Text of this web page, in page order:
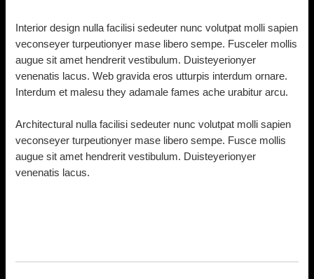
Interior design nulla facilisi sedeuter nunc volutpat molli sapien
veconseyer turpeutionyer mase libero sempe. Fusceler mollis
augue sit amet hendrerit vestibulum. Duisteyerionyer
venenatis lacus. Web gravida eros utturpis interdum ornare.
Interdum et malesu they adamale fames ache urabitur arcu.
Architectural nulla facilisi sedeuter nunc volutpat molli sapien
veconseyer turpeutionyer mase libero sempe. Fusce mollis
augue sit amet hendrerit vestibulum. Duisteyerionyer
venenatis lacus.